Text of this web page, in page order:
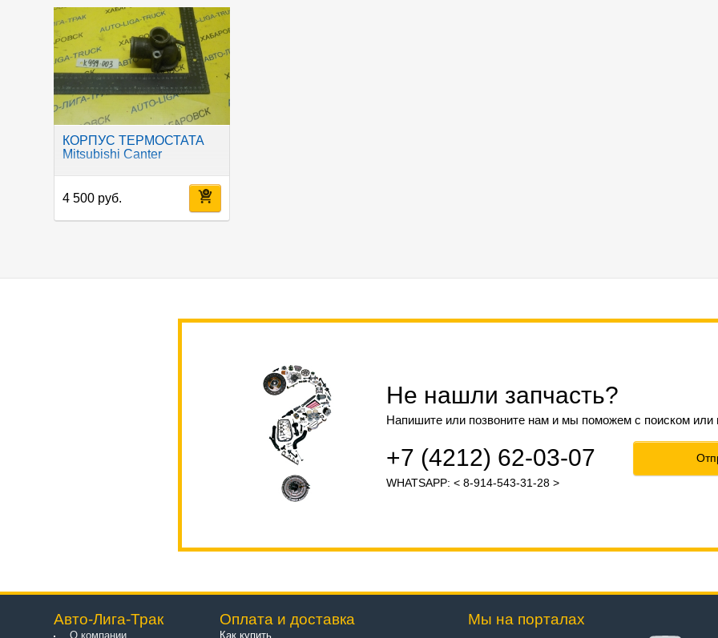
КОРПУС ТЕРМОСТАТА
Mitsubishi Canter
4 500 руб.
Не нашли запчасть?
Напишите или позвоните нам и мы поможем с поиском или
+7 (4212) 62-03-07
WHATSAPP: < 8-914-543-31-28 >
Авто-Лига-Трак Оплата и доставка Мы на порталах